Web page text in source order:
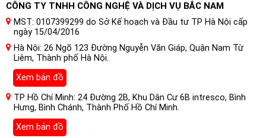
CÔNG TY TNHH CÔNG NGHỆ VÀ DỊCH VỤ BẮC NAM
MST: 0107399299 do Sở Kế hoạch và Đầu tư TP Hà Nội cấp
ngày 15/04/2016
Hà Nội: 26 Ngõ 123 Đường Nguyễn Văn Giáp, Quận Nam Từ
Liêm, Thành phố Hà Nội.
Xem bản đồ
TP Hồ Chí Minh: 24 Đường 2B, Khu Dân Cư 6B intresco, Bình
Hưng, Bình Chánh, Thành Phố Hồ Chí Minh.
Xem bản đồ